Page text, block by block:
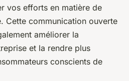
vos efforts en matière de
Cette communication ouverte
améliorer la
et la rendre plus
conscients de